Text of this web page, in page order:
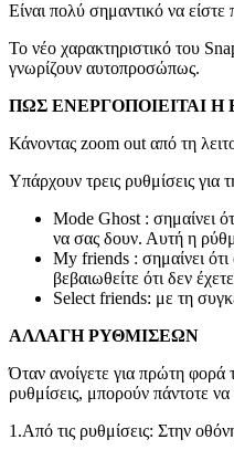
Είναι πολύ σημαντικό να
Το νέο χαρακτηριστικό του
γνωρίζουν αυτοπροσώπως.
ΠΩΣ ΕΝΕΡΓΟΠΟΙΕΙΤΑΙ
Κάνοντας zoom out από τη
Υπάρχουν τρεις ρυθμίσεις για
Mode Ghost : σημαίνει
να σας δουν. Αυτή η
My friends : σημαίνει
βεβαιωθείτε ότι δεν
Select friends: με τη
ΑΛΛΑΓΗ ΡΥΘΜΙΣΕΩΝ
Όταν ανοίγετε για πρώτη φορά
ρυθμίσεις, μπορούν πάντοτε
1.Από τις ρυθμίσεις: Στην